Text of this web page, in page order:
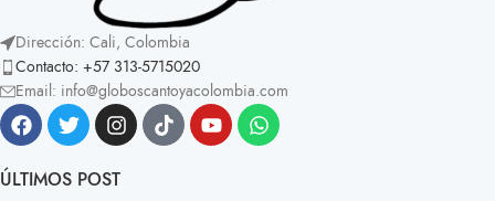
Dirección: Cali, Colombia
Contacto: +57 313-5715020
Email: info@globoscantoyacolombia.com
ÚLTIMOS POST